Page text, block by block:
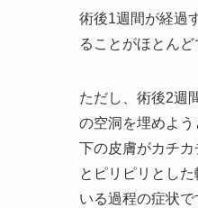
術後1週間が経過
ることがほとん
ただし、術後2週
の空洞を埋めよ
下の皮膚がカチ
とピリピリとし
いる過程の症状